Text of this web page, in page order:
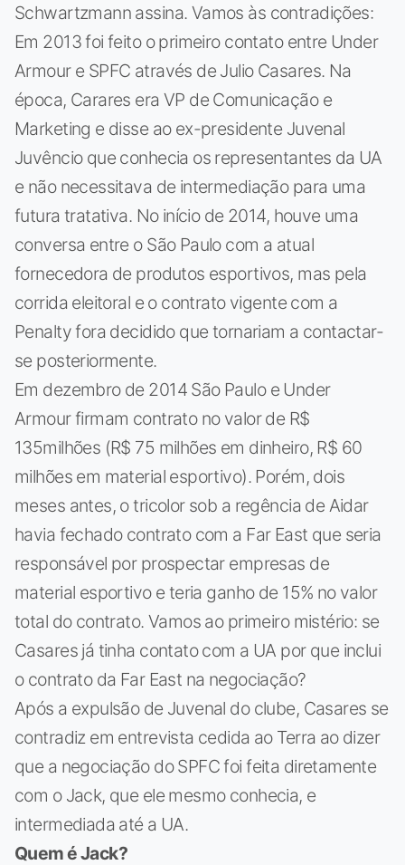
Schwartzmann assina. Vamos às contradições:
Em 2013 foi feito o primeiro contato entre Under
Armour e SPFC através de Julio Casares. Na
época, Carares era VP de Comunicação e
Marketing e disse ao ex-presidente Juvenal
Juvêncio que conhecia os representantes da UA
e não necessitava de intermediação para uma
futura tratativa. No início de 2014, houve uma
conversa entre o São Paulo com a atual
fornecedora de produtos esportivos, mas pela
corrida eleitoral e o contrato vigente com a
Penalty fora decidido que tornariam a contactar-
se posteriormente.
Em dezembro de 2014 São Paulo e Under
Armour firmam contrato no valor de R$
135milhões (R$ 75 milhões em dinheiro, R$ 60
milhões em material esportivo). Porém, dois
meses antes, o tricolor sob a regência de Aidar
havia fechado contrato com a Far East que seria
responsável por prospectar empresas de
material esportivo e teria ganho de 15% no valor
total do contrato. Vamos ao primeiro mistério: se
Casares já tinha contato com a UA por que inclui
o contrato da Far East na negociação?
Após a expulsão de Juvenal do clube, Casares se
contradiz em entrevista cedida ao Terra ao dizer
que a negociação do SPFC foi feita diretamente
com o Jack, que ele mesmo conhecia, e
intermediada até a UA.
Quem é Jack?